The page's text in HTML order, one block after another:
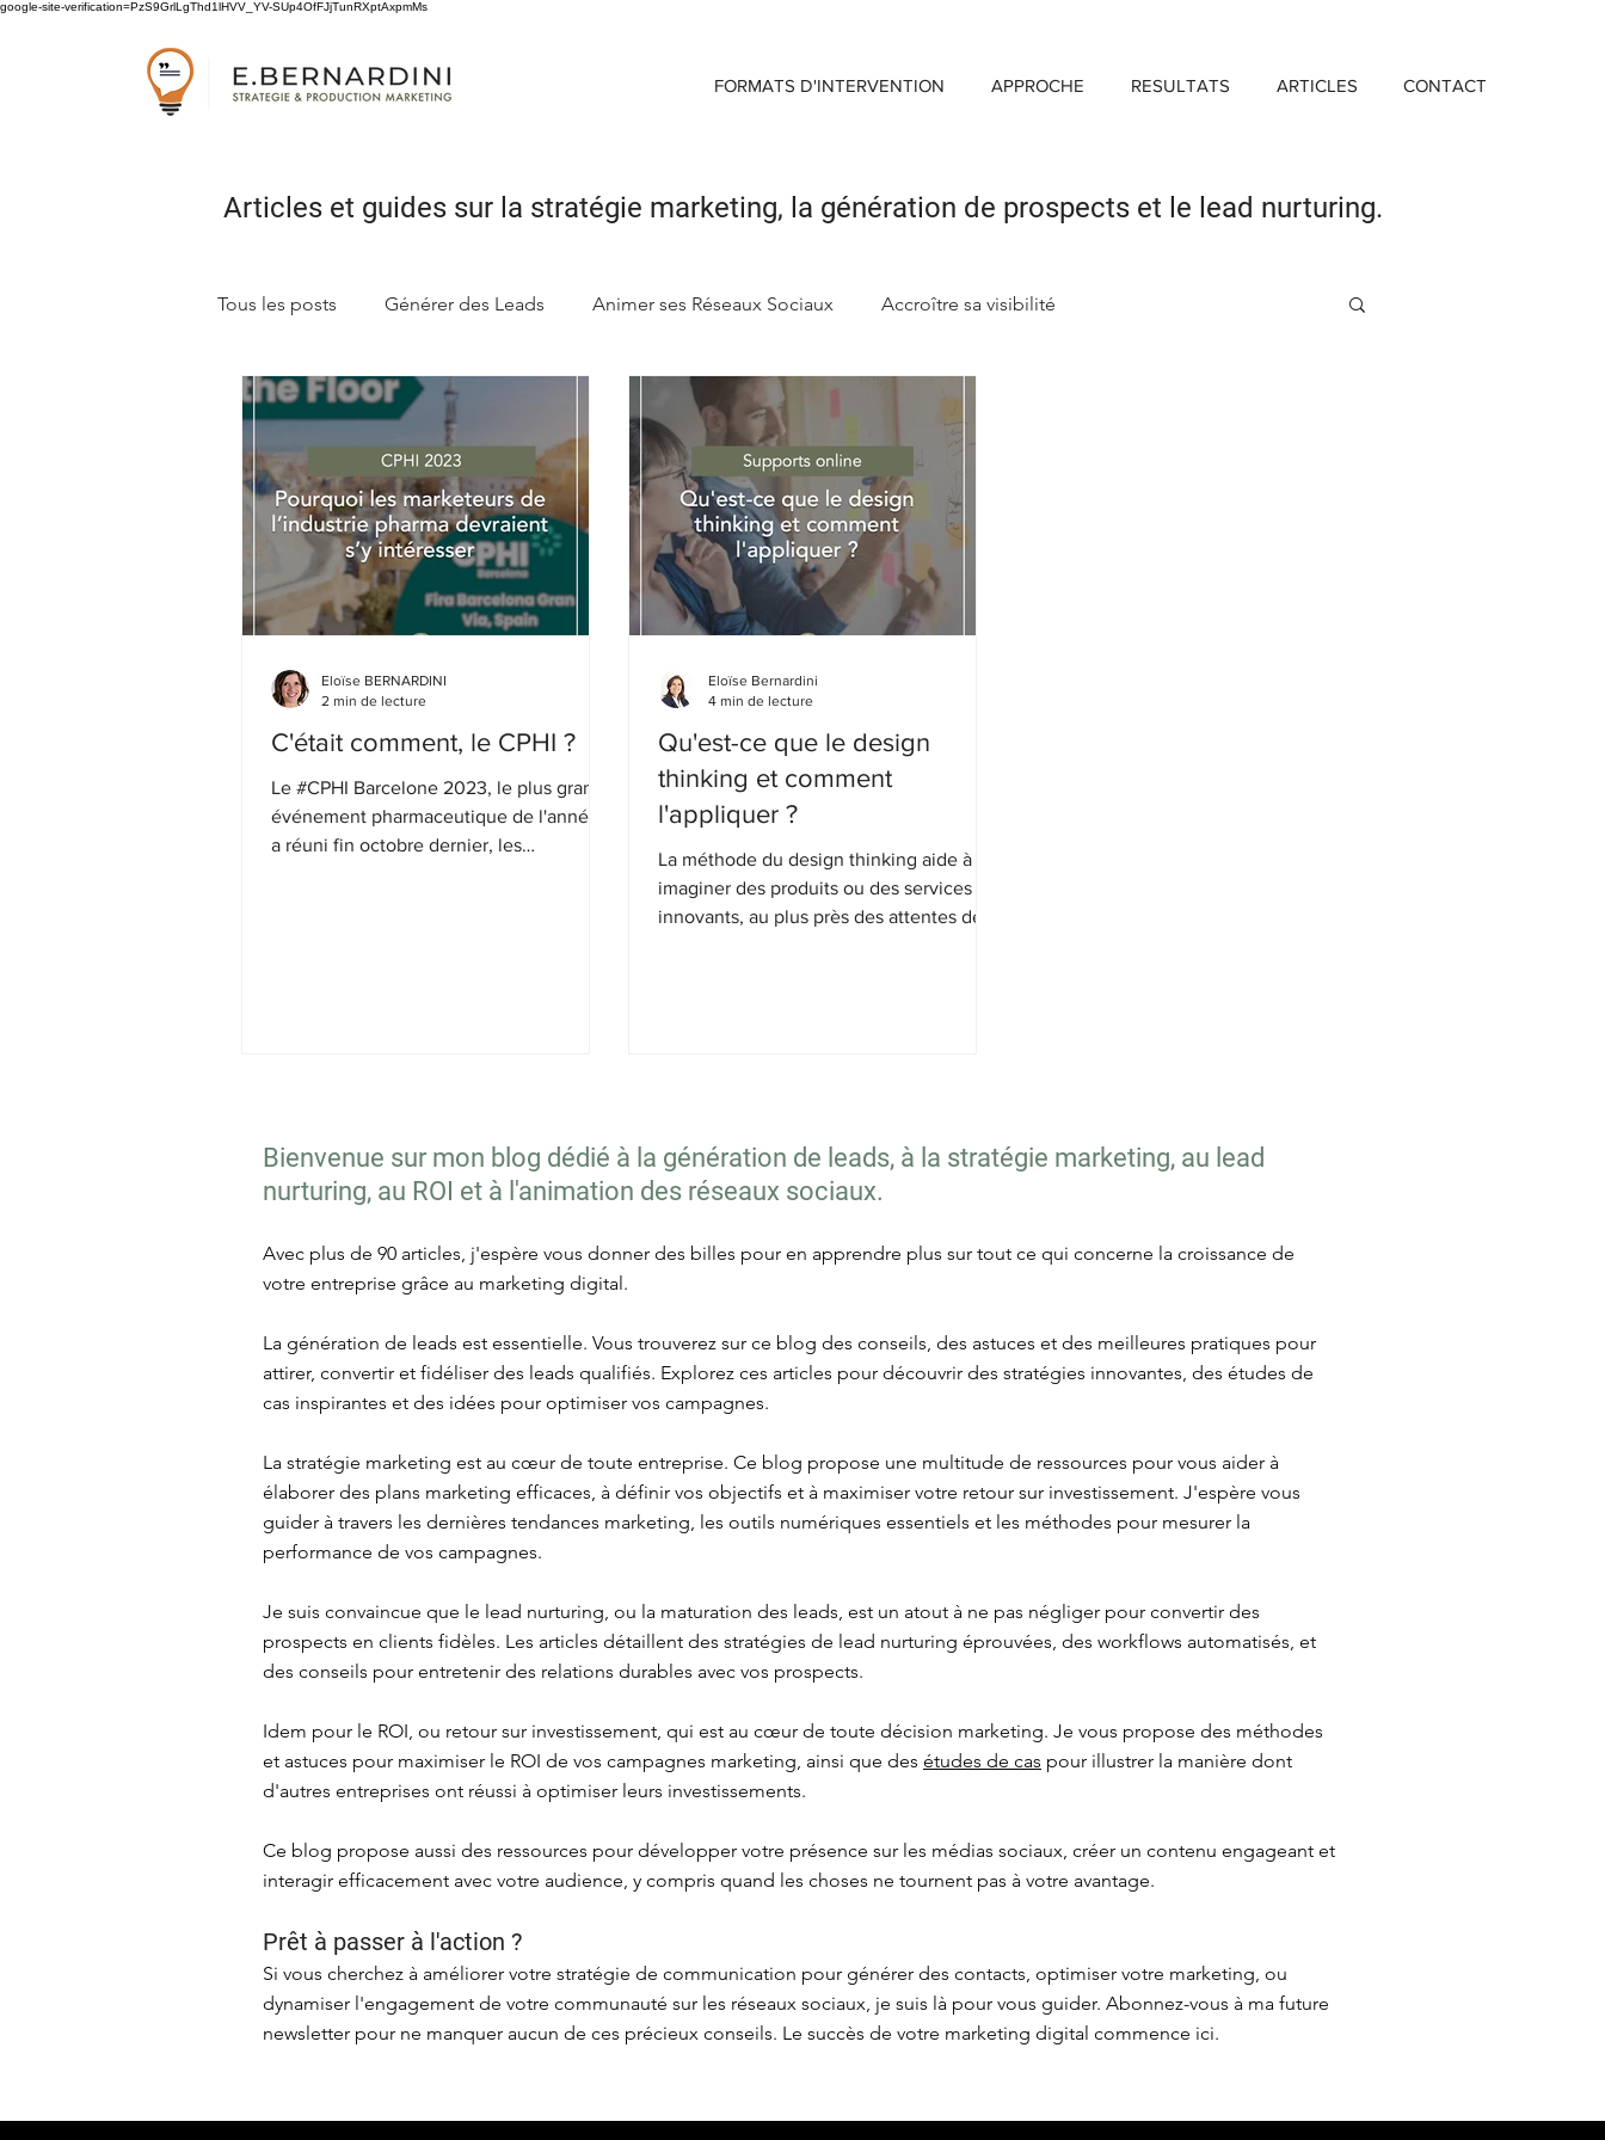
google-site-verification=PzS9GrlLgThd1lHVV_YV-SUp4OfFJjTunRXptAxpmMs
FORMATS D'INTERVENTION APPROCHE RESULTATS ARTICLES CONTACT
Articles et guides surla stratégie marketing, la génération de prospects et le lead nurturing.
Tous les posts Générer des Leads Animer ses Réseaux Sociaux Accroître sa visibilité
Concevoir sa stratégie marketing Créer sa Marque d'enseigne Maximiser Retour sur Investissement
C'était comment, le CPHI ?
Le #CPHI Barcelone 2023, le plus grand
événement pharmaceutique de l'année,
a réuni fin octobre dernier, les
Eloïse BERNARDINI
2 min de lecture
Qu'est-ce que le design
thinking et comment
l'appliquer ?
La méthode du design thinking aide à
imaginer des produits ou des services
innovants, au plus près des attentes des
Eloïse Bernardini
4 min de lecture
Bienvenue sur mon blog dédié à la génération de leads, à la stratégie marketing, au lead
nurturing, au ROI et à l'animation des réseaux sociaux.
Avec plus de 90 articles, j'espère vous donner des billes pour en apprendre plus sur tout ce qui concerne la croissance de
votre entreprise grâce au marketing digital.
La génération de leads est essentielle. Vous trouverez sur ce blog des conseils, des astuces et des meilleures pratiques pour
attirer, convertir et fidéliser des leads qualifiés. Explorez ces articles pour découvrir des stratégies innovantes, des études de
cas inspirantes et des idées pour optimiser vos campagnes.
La stratégie marketing est au cœur de toute entreprise. Ce blog propose une multitude de ressources pour vous aider à
élaborer des plans marketing efficaces, à définir vos objectifs et à maximiser votre retour sur investissement. J'espère vous
guider à travers les dernières tendances marketing, les outils numériques essentiels et les méthodes pour mesurer la
performance de vos campagnes.
Je suis convaincue que le lead nurturing, ou la maturation des leads, est un atout à ne pas négliger pour convertir des
prospects en clients fidèles. Les articles détaillent des stratégies de lead nurturing éprouvées, des workflows automatisés, et
des conseils pour entretenir des relations durables avec vos prospects.
Idem pour le ROI, ou retour sur investissement, qui est au cœur de toute décision marketing. Je vous propose des méthodes
et astuces pour maximiser le ROI de vos campagnes marketing, ainsi que des études de cas pour illustrer la manière dont
d'autres entreprises ont réussi à optimiser leurs investissements.
Ce blog propose aussi des ressources pour développer votre présence sur les médias sociaux, créer un contenu engageant et
interagir efficacement avec votre audience, y compris quand les choses ne tournent pas à votre avantage.
Prêt à passer à l'action ?
Si vous cherchez à améliorer votre stratégie de communication pour générer des contacts, optimiser votre marketing, ou
dynamiser l'engagement de votre communauté sur les réseaux sociaux, je suis là pour vous guider. Abonnez-vous à ma future
newsletter pour ne manquer aucun de ces précieux conseils. Le succès de votre marketing digital commence ici.